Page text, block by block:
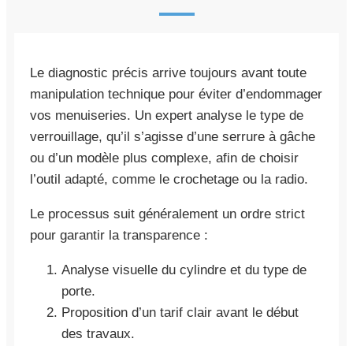
Le diagnostic précis arrive toujours avant toute
manipulation technique pour éviter d’endommager
vos menuiseries. Un expert analyse le type de
verrouillage, qu’il s’agisse d’une serrure à gâche
ou d’un modèle plus complexe, afin de choisir
l’outil adapté, comme le crochetage ou la radio.
Le processus suit généralement un ordre strict
pour garantir la transparence :
Analyse visuelle du cylindre et du type de
porte.
Proposition d’un tarif clair avant le début
des travaux.